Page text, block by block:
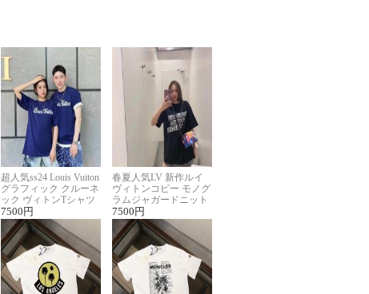
超人気ss24 Louis Vuiton
グラフィック クルーネ
ック ヴィトンTシャツ
スーパーコピー
7500 円
春夏人気LV 新作ルイ
ヴィトンコピー モノグ
ラムジャガードニット
半袖Tシャツ男女兼用
7500 円